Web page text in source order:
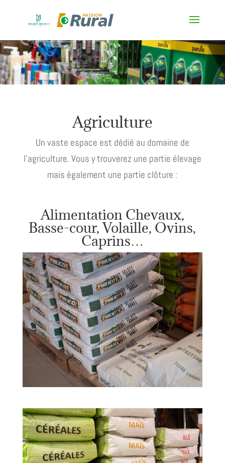
Agriculture
Un vaste espace est dédié au domaine de
l’agriculture. Vous y trouverez une partie élevage
mais également une partie clôture :
Alimentation Chevaux,
Basse-cour, Volaille, Ovins,
Caprins…